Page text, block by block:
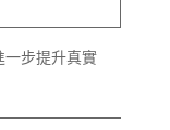
一步提升真實